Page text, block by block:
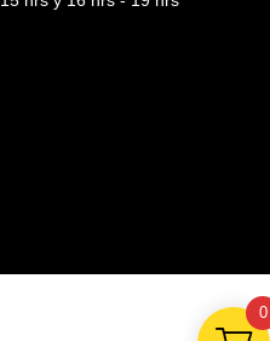
0